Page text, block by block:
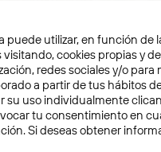
3 min
puede utilizar, en función de
visitando, cookies propias y
redes sociales y/o
a partir de tus hábitos
su uso individualmente
tu consentimiento en
Si deseas obtener